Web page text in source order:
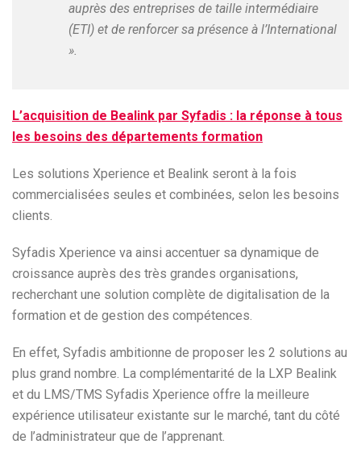
auprès des entreprises de taille intermédiaire
(ETI) et de renforcer sa présence à l’International
».
L’acquisition de Bealink par Syfadis : la réponse à tous
les besoins des départements formation
Les solutions Xperience et Bealink seront à la fois
commercialisées seules et combinées, selon les besoins
clients.
Syfadis Xperience va ainsi accentuer sa dynamique de
croissance auprès des très grandes organisations,
recherchant une solution complète de digitalisation de la
formation et de gestion des compétences.
En effet, Syfadis ambitionne de proposer les 2 solutions au
plus grand nombre. La complémentarité de la LXP Bealink
et du LMS/TMS Syfadis Xperience offre la meilleure
expérience utilisateur existante sur le marché, tant du côté
de l’administrateur que de l’apprenant.